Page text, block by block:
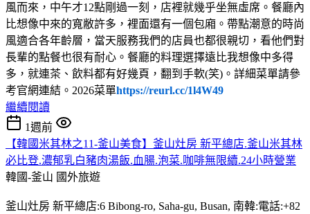
風而來，中午才12點剛過一刻，店裡就幾乎坐無虛席。餐廳內
比想像中來的寬敝許多，裡面還有一個包廂。帶點潮意的時尚
風適合各年齡層，當天服務我們的店員也都很親切，看他們對
長輩的點餐也很有耐心。餐廳的料理選擇遠比我想像中多得
多，就連茶、飲料都有好幾頁，翻到手軟(笑)。詳細菜單請參
考官網連結。2026菜單https://reurl.cc/1l4W49
繼續閱讀
1週前
【韓國米其林之11-釜山美食】釜山灶房 新平總店.釜山米其林
必比登.濃郁乳白豬肉湯飯.血腸.泡菜.咖啡無限續.24小時營業
韓國-釜山 國外旅遊
釜山灶房 新平總店:6 Bibong-ro, Saha-gu, Busan, 南韓:電話:+82